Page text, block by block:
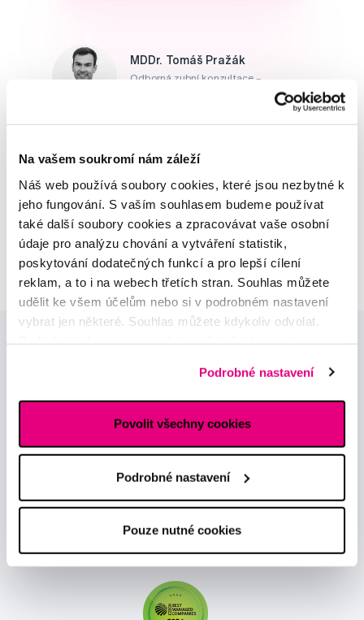
Na vašem soukromí nám záleží
Náš web používá soubory cookies, které jsou nezbytné k
jeho fungování. S vaším souhlasem budeme používat
také další soubory cookies a zpracovávat vaše osobní
údaje pro analýzu chování a vytváření statistik,
poskytování dodatečných funkcí a pro lepší cílení
reklam, a to i na webech třetích stran. Souhlas můžete
udělit ke všem účelům nebo si v podrobném nastavení
vybrat jen některé. Souhlas můžete kdykoliv odvolat.
Podrobné nastavení
Povolit všechny cookies
Podrobné nastavení
Pouze nutné cookies
MDDr. Tomáš Pražák
Odborná zubní konzultace –
odborná konzultace dětského
atestovaná lékařka
dermatovenerologie
Chci dostávat informace o novinkách a akčních nabídkách
a souhlasím sezpracováním osobních údajůpro tyto účely.